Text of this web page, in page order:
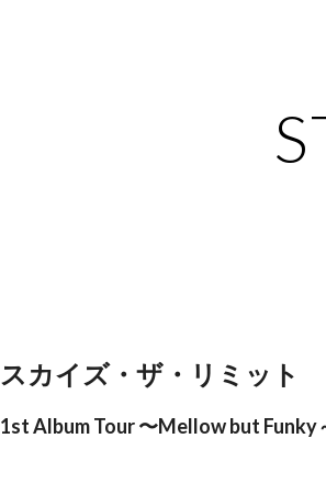
スカイズ・ザ・リミット
1st Album Tour 〜Mellow but Funky